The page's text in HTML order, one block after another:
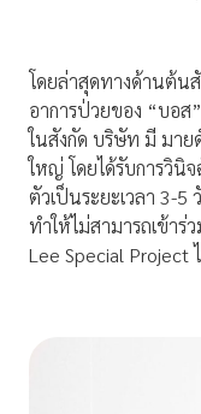
โดยล่าสุดทางด้านต้น
อาการป่วยของ “บอส
ในสังกัด บริษัท มี มาย
ใหญ่ โดยได้รับการวินิ
ตัวเป็นระยะเวลา 3-
ทำให้ไม่สามารถเข้าร่
Lee Special Project